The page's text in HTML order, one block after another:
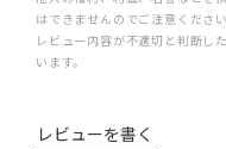
はできませんのでご注意ください
レビュー内容が不適切と判断し
います。
レビューを書く